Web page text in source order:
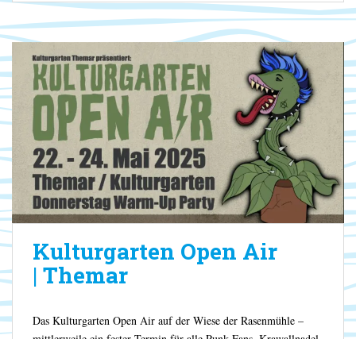
Kulturgarten Open Air
| Themar
Das Kulturgarten Open Air auf der Wiese der Rasenmühle –